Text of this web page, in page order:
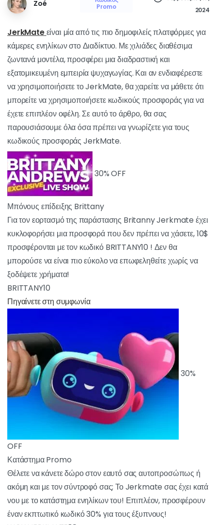
Promo
2024
JerkMate
είναι μία από τις πιο δημοφιλείς πλατφόρμες για
κάμερες ενηλίκων στο Διαδίκτυο. Με χιλιάδες διαθέσιμα
ζωντανά μοντέλα, προσφέρει μια διαδραστική και
εξατομικευμένη εμπειρία ψυχαγωγίας. Και αν ενδιαφέρεστε
να χρησιμοποιήσετε το JerkMate, θα χαρείτε να μάθετε ότι
μπορείτε να χρησιμοποιήσετε κωδικούς προσφοράς για να
έχετε επιπλέον οφέλη. Σε αυτό το άρθρο, θα σας
παρουσιάσουμε όλα όσα πρέπει να γνωρίζετε για τους
κωδικούς προσφοράς JerkMate.
30% OFF
Μπόνους επίδειξης Brittany
Για τον εορτασμό της παράστασης Britanny
Jerkmate έχει κυκλοφορήσει μια προσφορά που
δεν πρέπει να χάσετε, 10$ προσφέρονται με τον
κωδικό BRITTANY10 ! Δεν θα μπορούσε να είναι
πιο εύκολο να επωφεληθείτε χωρίς να ξοδέψετε
BRITTANY10
ΠΗΓΑΊΝΕΤΕ ΣΤΗ ΣΥΜΦΩΝΊΑ